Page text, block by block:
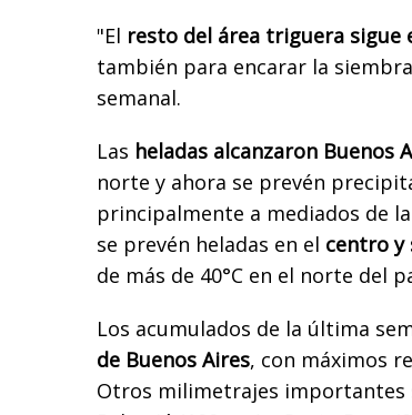
"El resto del área triguera sigue
también para encarar la
semanal.
Las heladas alcanzaron Buenos
norte y ahora se prevén
principalmente a mediados de
se prevén heladas en el centro y
de más de 40°C en el norte del
Los acumulados de la última
de Buenos Aires, con máximos
Otros milimetrajes importantes